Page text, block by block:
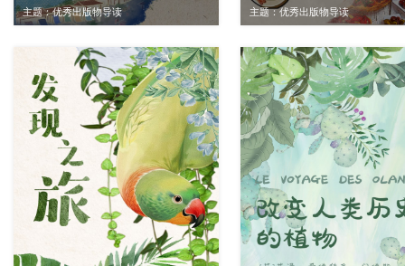
主题：优秀出版物导读
主题：优秀出版物导读